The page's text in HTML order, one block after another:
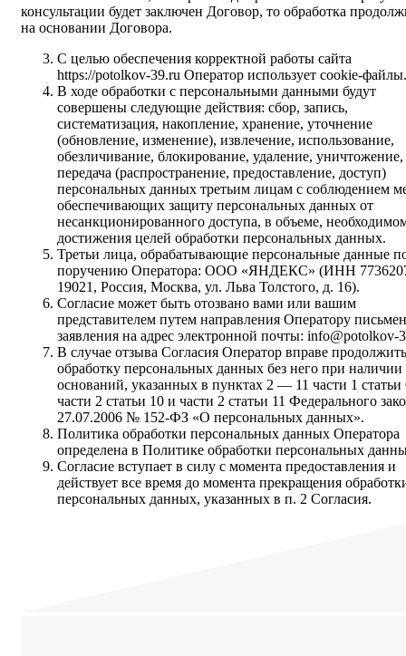
консультации будет заключен Договор, то обработка
на основании Договора.
С целью обеспечения корректной работы сайта
https://potolkov-39.ru Оператор использует cookie-файлы.
В ходе обработки с персональными данными будут
совершены следующие действия: сбор, запись,
систематизация, накопление, хранение, уточнение
(обновление, изменение), извлечение, использование,
обезличивание, блокирование, удаление, уничтожение,
передача (распространение, предоставление, доступ)
персональных данных третьим лицам с соблюдением
обеспечивающих защиту персональных данных от
несанкционированного доступа, в объеме,
достижения целей обработки персональных данных.
Третьи лица, обрабатывающие персональные данные
поручению Оператора: ООО «ЯНДЕКС» (ИНН
19021, Россия, Москва, ул. Льва Толстого, д. 16).
Согласие может быть отозвано вами или вашим
представителем путем направления Оператору
заявления на адрес электронной почты: info@potolkov-
В случае отзыва Согласия Оператор вправе продолжить
обработку персональных данных без него при наличии
оснований, указанных в пунктах 2 — 11 части 1 статьи
части 2 статьи 10 и части 2 статьи 11 Федерального
27.07.2006 № 152-ФЗ «О персональных данных».
Политика обработки персональных данных Оператора
определена в Политике обработки персональных
Согласие вступает в силу с момента предоставления и
действует все время до момента прекращения
персональных данных, указанных в п. 2 Согласия.